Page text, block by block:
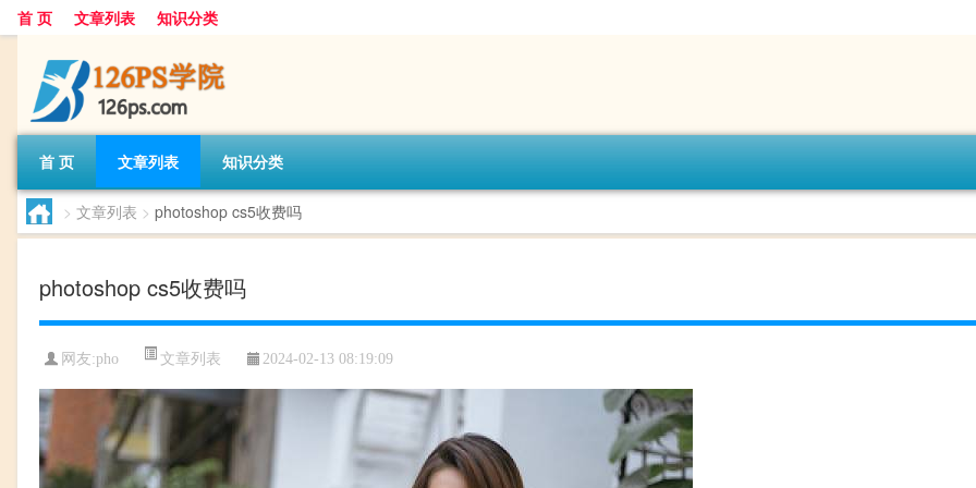
首 页 文章列表 知识分类
首 页 文章列表 知识分类
> 文章列表 > photoshop cs5收费吗
photoshop cs5收费吗
网友:pho 文章列表 2024-02-13 08:19:09